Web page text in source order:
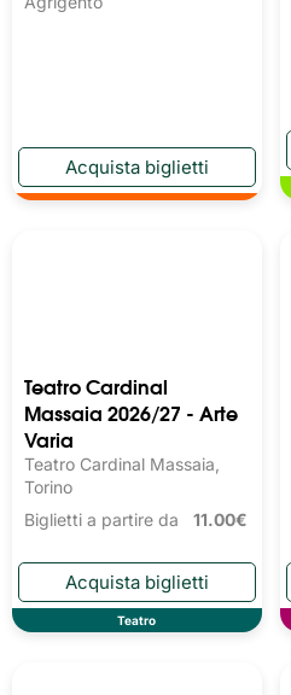
Teatro Cardinal
Massaia 2026/27 - Arte
Varia
Teatro Cardinal Massaia,
Torino
Biglietti a partire da 11.00€
Teatro